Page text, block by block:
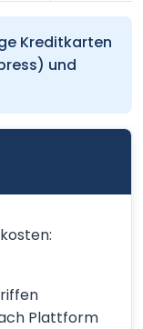
Kreditkarten
und
Plattform